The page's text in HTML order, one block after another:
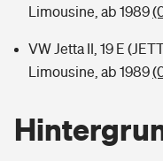
Limousine, ab 1989
VW Jetta II, 19 E
Limousine, ab 1989